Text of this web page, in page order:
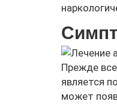
Прежде
является
может